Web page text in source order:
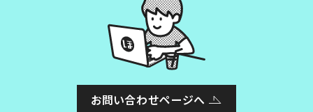
お問い合わせページへ